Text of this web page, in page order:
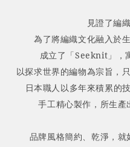
見證了編
為了將編織文化融入於
成立了「Seeknit」，
以探求世界的編物為宗旨，
日本職人以多年來積累的
手工精心製作，所生產
品牌風格簡約、乾淨，就